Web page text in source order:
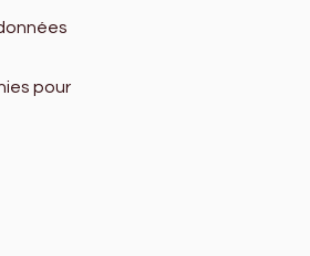
pour